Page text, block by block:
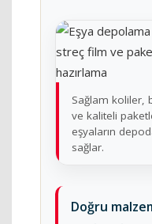
Sağlam koliler,
ve kaliteli
eşyaların
sağlar.
Doğru